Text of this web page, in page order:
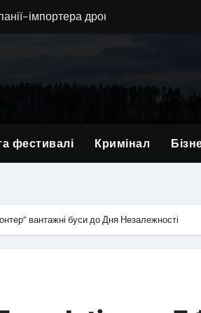
імпортера дронів та її власника
ї бригади і вручив нагороди
серце військового з Львівщини
львівські прикордонники
фестивалі Кримінал
вантажні буси до Дня Незалежності